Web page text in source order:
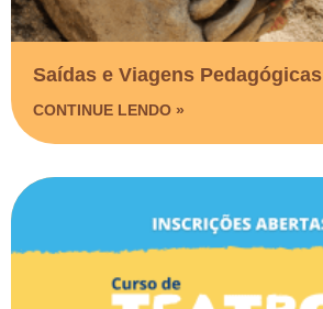
Saídas e Viagens Pedagógicas​
CONTINUE LENDO »